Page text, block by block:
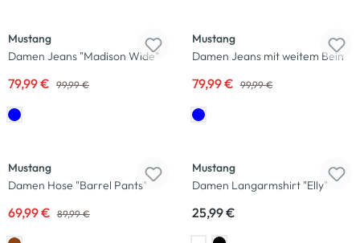
Mustang
Damen Jeans "Madison Wide"
79,99 € 99,99 €
Mustang
Damen Jeans mit weitem Bein
79,99 € 99,99 €
Mustang
Damen Hose "Barrel Pants"
69,99 € 89,99 €
Mustang
Damen Langarmshirt "Elly"
25,99 €